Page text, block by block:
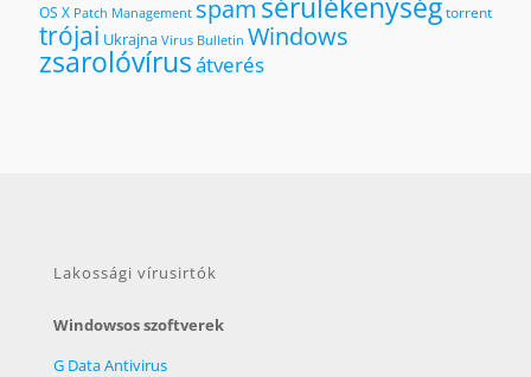
OS X Patch Management spam torrent
trójai Ukrajna Virus Bulletin Windows
zsarolóvírusátverés
Lakossági vírusirtók
Windowsos szoftverek
G Data Antivirus